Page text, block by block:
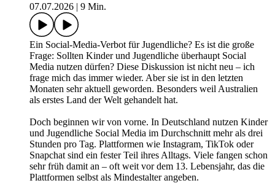
07.07.2026
9 Min.
Ein Social-Media-Verbot für Jugendliche? Es ist die große
Frage: Sollten Kinder und Jugendliche überhaupt Social
Media nutzen dürfen? Diese Diskussion ist nicht neu – ich
frage mich das immer wieder. Aber sie ist in den letzten
Monaten sehr aktuell geworden. Besonders weil Australien
als erstes Land der Welt gehandelt hat.
Doch beginnen wir von vorne. In Deutschland nutzen Kinder
und Jugendliche Social Media im Durchschnitt mehr als drei
Stunden pro Tag. Plattformen wie Instagram, TikTok oder
Snapchat sind ein fester Teil ihres Alltags. Viele fangen schon
sehr früh damit an – oft weit vor dem 13. Lebensjahr, das die
Plattformen selbst als Mindestalter angeben.